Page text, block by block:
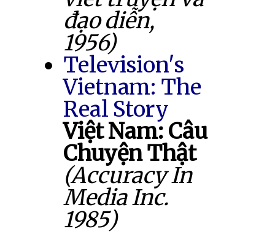
đạo diễn,
1956)
Television's
Vietnam: The
Real Story
Việt Nam: Câu
Chuyện Thật
(Accuracy In
Media Inc.
1985)